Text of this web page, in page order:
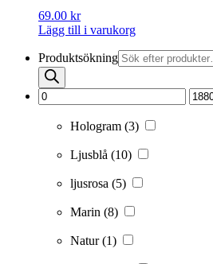
69.00 kr
Lägg till i varukorg
Produktsökning
Hologram (3)
Ljusblå (10)
ljusrosa (5)
Marin (8)
Natur(1)